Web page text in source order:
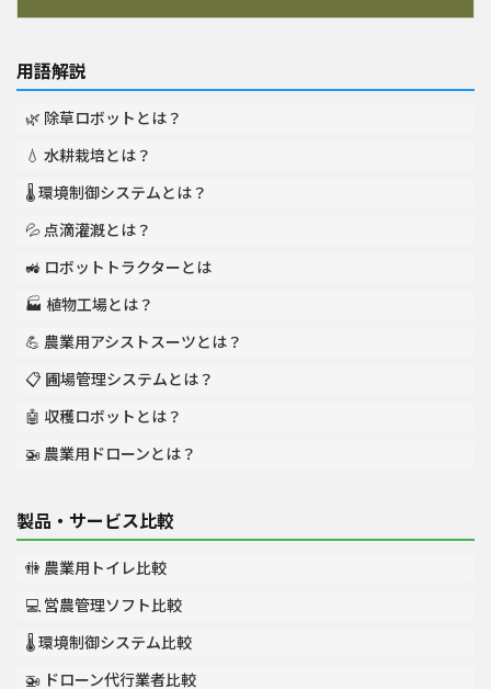
用語解説
🌿 除草ロボットとは？
💧 水耕栽培とは？
🌡️ 環境制御システムとは？
💦 点滴灌漑とは？
🚜 ロボットトラクターとは
🏭 植物工場とは？
💪 農業用アシストスーツとは？
📋 圃場管理システムとは？
🤖 収穫ロボットとは？
🚁 農業用ドローンとは？
製品・サービス比較
🚻 農業用トイレ比較
💻 営農管理ソフト比較
🌡️ 環境制御システム比較
🚁 ドローン代行業者比較